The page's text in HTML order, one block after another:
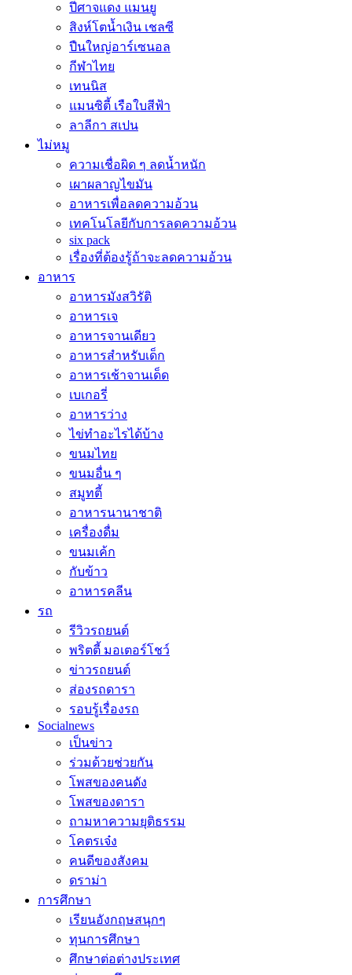
ปีศาจแดง แมนยู
สิงห์โตน้ำเงิน เชลซี
ปืนใหญ่อาร์เซนอล
กีฬาไทย
เทนนิส
แมนซิตี้ เรือใบสีฟ้า
ลาลีกา สเปน
ไม่หมู
ความเชื่อผิด ๆ ลดน้ำหนัก
เผาผลาญไขมัน
อาหารเพื่อลดความอ้วน
เทคโนโลยีกับการลดความอ้วน
six pack
เรื่องที่ต้องรู้ถ้าจะลดความอ้วน
อาหาร
อาหารมังสวิรัติ
อาหารเจ
อาหารจานเดียว
อาหารสำหรับเด็ก
อาหารเช้าจานเด็ด
เบเกอรี่
อาหารว่าง
ไข่ทำอะไรได้บ้าง
ขนมไทย
ขนมอื่น ๆ
สมูทตี้
อาหารนานาชาติ
เครื่องดื่ม
ขนมเค้ก
กับข้าว
อาหารคลีน
รถ
รีวิวรถยนต์
พริตตี้ มอเตอร์โชว์
ข่าวรถยนต์
ส่องรถดารา
รอบรู้เรื่องรถ
Socialnews
เป็นข่าว
ร่วมด้วยช่วยกัน
โพสของคนดัง
โพสของดารา
ถามหาความยุติธรรม
โคตรเจ๋ง
คนดีของสังคม
ดราม่า
การศึกษา
เรียนอังกฤษสนุกๆ
ทุนการศึกษา
ศึกษาต่อต่างประเทศ